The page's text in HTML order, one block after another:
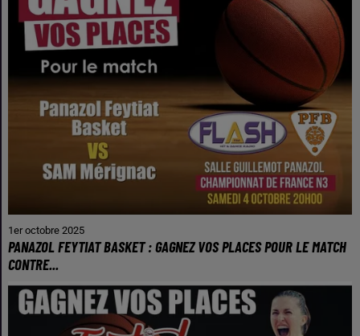
1er octobre 2025
PANAZOL FEYTIAT BASKET : GAGNEZ VOS PLACES POUR LE MATCH
CONTRE...